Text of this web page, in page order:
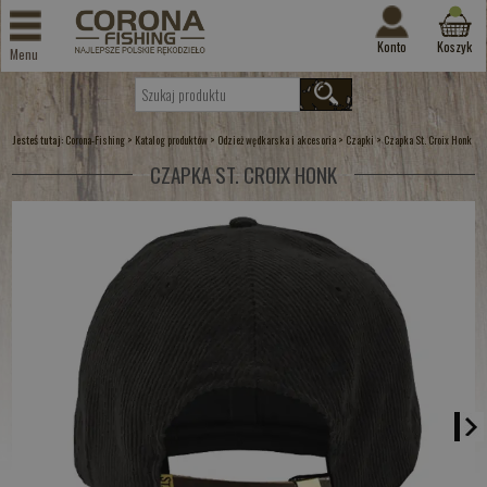
Menu Konto Koszyk
Jesteś tutaj: Corona-Fishing > Katalog produktów > Odzież wędkarska i akcesoria > Czapki >Czapka St. Croix Honk
CZAPKA ST. CROIX HONK